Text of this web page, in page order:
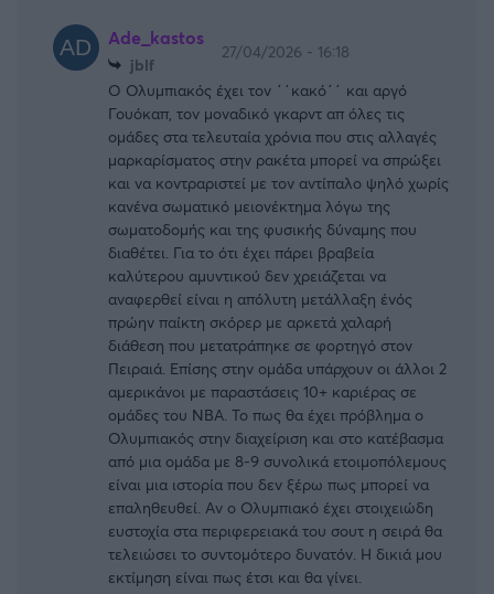
Ade_kastos
jblf
27/04/2026 - 16:18
Ο Ολυμπιακός έχει τον ΄΄κακό΄΄ και αργό
Γουόκαπ, τον μοναδικό γκαρντ απ όλες τις
ομάδες στα τελευταία χρόνια που στις αλλαγές
μαρκαρίσματος στην ρακέτα μπορεί να σπρώξει
και να κοντραριστεί με τον αντίπαλο ψηλό χωρίς
κανένα σωματικό μειονέκτημα λόγω της
σωματοδομής και της φυσικής δύναμης που
διαθέτει. Για το ότι έχει πάρει βραβεία
καλύτερου αμυντικού δεν χρειάζεται να
αναφερθεί είναι η απόλυτη μετάλλαξη ένός
πρώην παίκτη σκόρερ με αρκετά χαλαρή
διάθεση που μετατράπηκε σε φορτηγό στον
Πειραιά. Επίσης στην ομάδα υπάρχουν οι άλλοι 2
αμερικάνοι με παραστάσεις 10+ καριέρας σε
ομάδες του NBA. Το πως θα έχει πρόβλημα ο
Ολυμπιακός στην διαχείριση και στο κατέβασμα
από μια ομάδα με 8-9 συνολικά ετοιμοπόλεμους
είναι μια ιστορία που δεν ξέρω πως μπορεί να
επαληθευθεί. Αν ο Ολυμπιακό έχει στοιχειώδη
ευστοχία στα περιφερειακά του σουτ η σειρά θα
τελειώσει το συντομότερο δυνατόν. Η δικιά μου
εκτίμηση είναι πως έτσι και θα γίνει.